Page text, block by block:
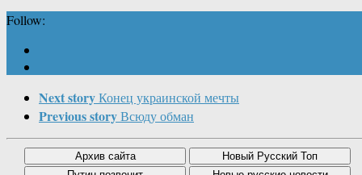
Follow:
Next storyКонец украинской мечты
Previous storyВсюду обман